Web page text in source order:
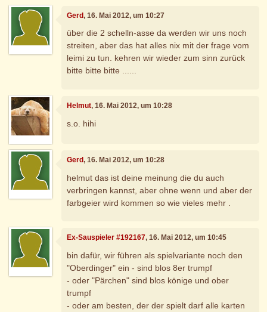
Gerd, 16. Mai 2012, um 10:27
über die 2 schelln-asse da werden wir uns noch
streiten, aber das hat alles nix mit der frage vom
leimi zu tun. kehren wir wieder zum sinn zurück
bitte bitte bitte ......
Helmut, 16. Mai 2012, um 10:28
s.o. hihi
Gerd, 16. Mai 2012, um 10:28
helmut das ist deine meinung die du auch
verbringen kannst, aber ohne wenn und aber der
farbgeier wird kommen so wie vieles mehr .
Ex-Sauspieler #192167, 16. Mai 2012, um 10:45
bin dafür, wir führen als spielvariante noch den
"Oberdinger" ein - sind blos 8er trumpf
- oder "Pärchen" sind blos könige und ober
trumpf
- oder am besten, der der spielt darf alle karten